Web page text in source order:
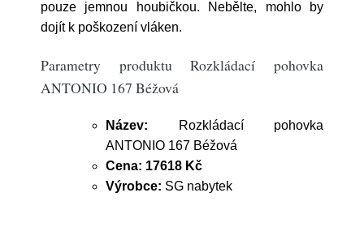
pouze jemnou houbičkou. Nebělte, mohlo by
dojít k poškození vláken.
Parametry produktu Rozkládací pohovka
ANTONIO 167 Béžová
Název: Rozkládací pohovka
ANTONIO 167 Béžová
Cena: 17618 Kč
Výrobce: SG nabytek